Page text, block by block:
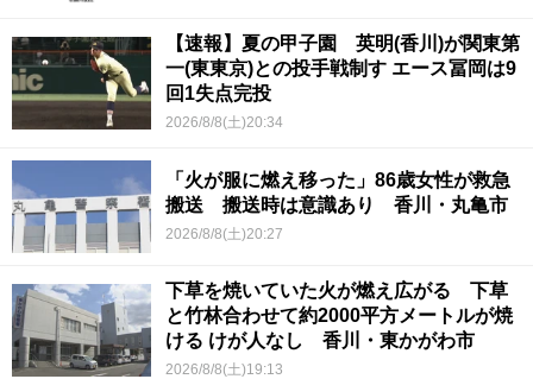
【速報】夏の甲子園 英明(香川)が関東第
一(東東京)との投手戦制す エース冨岡は9
回1失点完投
2026/8/8(土)20:34
「火が服に燃え移った」86歳女性が救急
搬送 搬送時は意識あり 香川・丸亀市
2026/8/8(土)20:27
下草を焼いていた火が燃え広がる 下草
と竹林合わせて約2000平方メートルが焼
ける けが人なし 香川・東かがわ市
2026/8/8(土)19:13